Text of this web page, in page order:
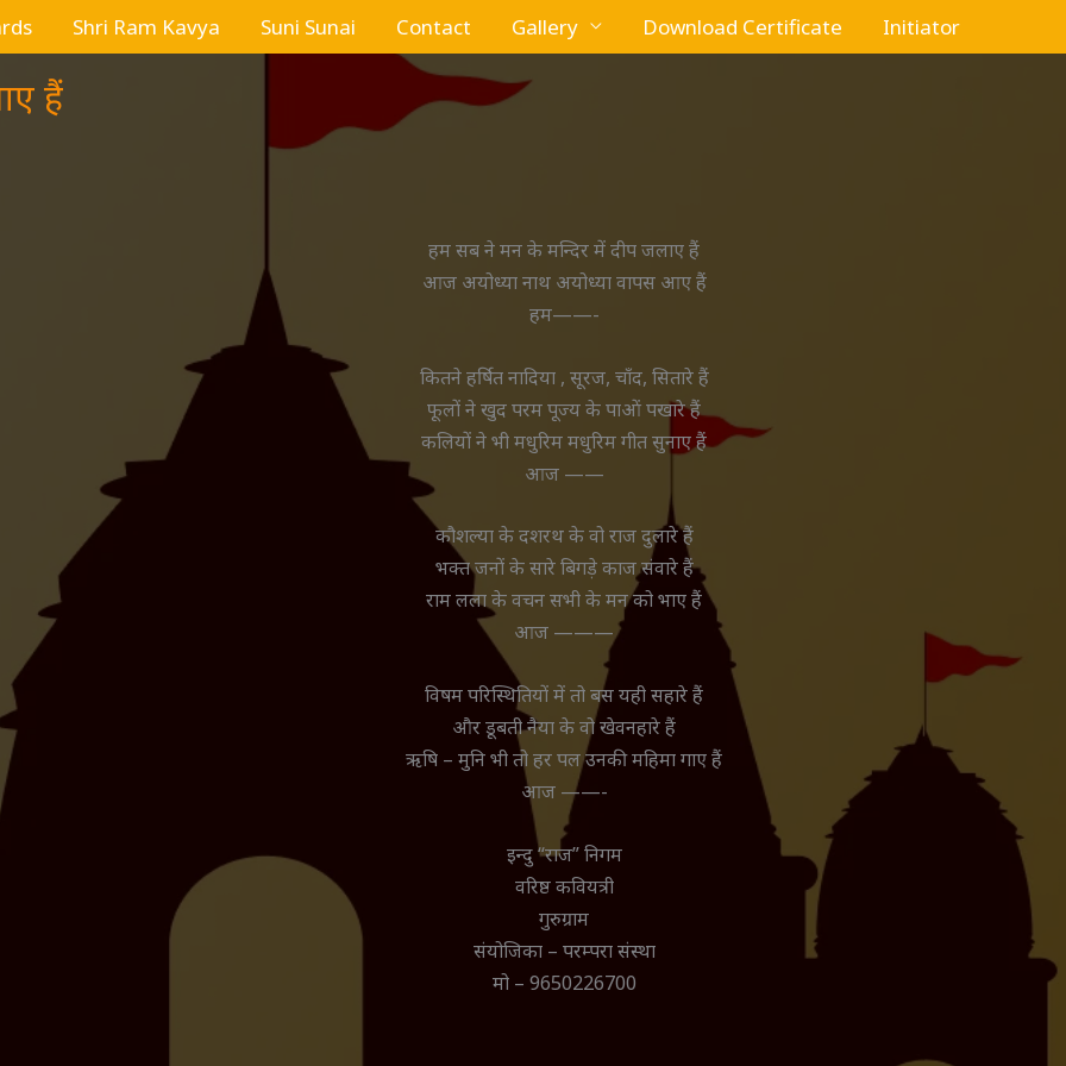
Shri Ram Kavya Suni Sunai Contact Gallery Download Certificate Initiator
हैं
हम सब ने मन के मन्दिर में दीप जलाए हैं
आज अयोध्या नाथ अयोध्या वापस आए हैं
हम——-
कितने हर्षित नादिया , सूरज, चाँद, सितारे हैं
फूलों ने खुद परम पूज्य के पाओं पखारे हैं
कलियों ने भी मधुरिम मधुरिम गीत सुनाए हैं
आज ——
कौशल्या के दशरथ के वो राज दुलारे हैं
भक्त जनों के सारे बिगड़े काज संवारे हैं
राम लला के वचन सभी के मन को भाए हैं
आज ———
विषम परिस्थितियों में तो बस यही सहारे हैं
और डूबती नैया के वो खेवनहारे हैं
ऋषि – मुनि भी तो हर पल उनकी महिमा गाए हैं
आज ——-
इन्दु “राज” निगम
वरिष्ठ कवियत्री
गुरुग्राम
संयोजिका – परम्परा संस्था
मो – 9650226700